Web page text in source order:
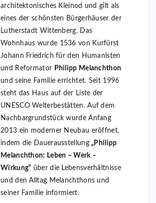
architektonisches Kleinod und gilt als
eines der schönsten Bürgerhäuser der
Lutherstadt Wittenberg. Das
Wohnhaus wurde 1536 von Kurfürst
Johann Friedrich für den Humanisten
und Reformator Philipp Melanchthon
und seine Familie errichtet. Seit 1996
steht das Haus auf der Liste der
UNESCO Welterbestätten. Auf dem
Nachbargrundstück wurde Anfang
2013 ein moderner Neubau eröffnet,
indem die Dauerausstellung„Philipp
Melanchthon: Leben – Werk –
Wirkung“ über die Lebensverhältnisse
und den Alltag Melanchthons und
seiner Familie informiert.